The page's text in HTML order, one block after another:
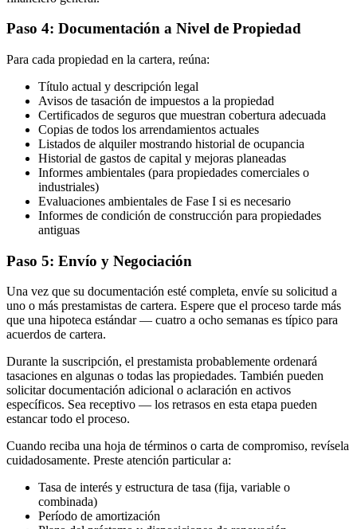
Paso 4: Documentación a Nivel de Propiedad
Para cada propiedad en la cartera, reúna:
Título actual y descripción legal
Avisos de tasación de impuestos a la propiedad
Certificados de seguros que muestran cobertura adecuada
Copias de todos los arrendamientos actuales
Listados de alquiler mostrando historial de ocupancia
Historial de gastos de capital y mejoras planeadas
Informes ambientales (para propiedades comerciales o
industriales)
Evaluaciones ambientales de Fase I si es necesario
Informes de condición de construcción para propiedades
antiguas
Paso 5: Envío y Negociación
Una vez que su documentación esté completa, envíe su solicitud a
uno o más prestamistas de cartera. Espere que el proceso tarde más
que una hipoteca estándar — cuatro a ocho semanas es típico para
acuerdos de cartera.
Durante la suscripción, el prestamista probablemente ordenará
tasaciones en algunas o todas las propiedades. También pueden
solicitar documentación adicional o aclaración en activos
específicos. Sea receptivo — los retrasos en esta etapa pueden
estancar todo el proceso.
Cuando reciba una hoja de términos o carta de compromiso, revísela
cuidadosamente. Preste atención particular a:
Tasa de interés y estructura de tasa (fija, variable o
combinada)
Período de amortización